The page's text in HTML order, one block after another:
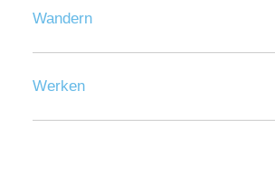
Wandern
Werken